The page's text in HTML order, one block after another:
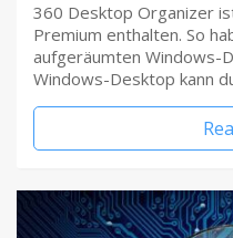
360 Desktop Organizer
Premium enthalten. So
aufgeräumten Windows-
Windows-Desktop kann